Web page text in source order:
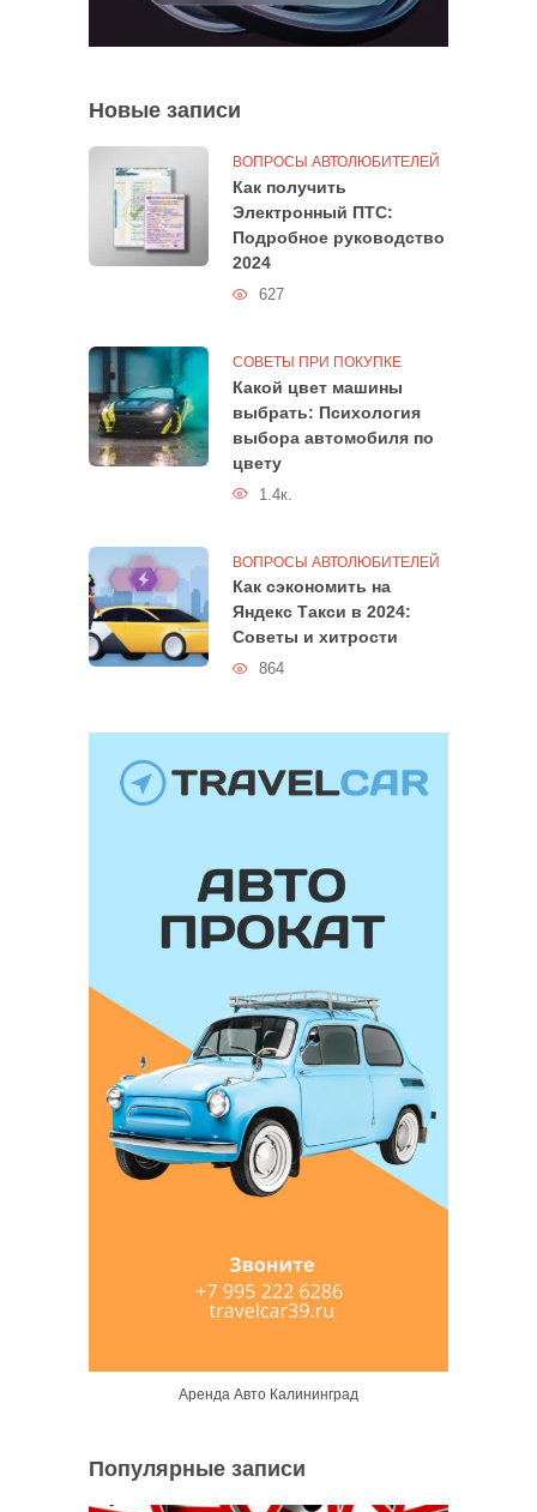
Новые записи
ВОПРОСЫ АВТОЛЮБИТЕЛЕЙ
Как получить
Электронный ПТС:
Подробное руководство
2024
627
СОВЕТЫ ПРИ ПОКУПКЕ
Какой цвет машины
выбрать: Психология
выбора автомобиля по
цвету
1.4к.
ВОПРОСЫ АВТОЛЮБИТЕЛЕЙ
Как сэкономить на
Яндекс Такси в 2024:
Советы и хитрости
864
Аренда Авто Калининград
Популярные записи